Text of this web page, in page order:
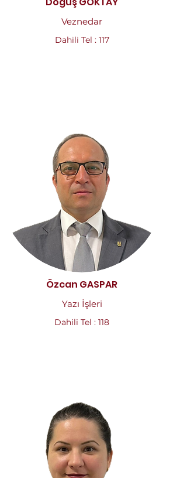
Veznedar
Dahili Tel : 117
Özcan GASPAR
Yazı İşleri
Dahili Tel : 118